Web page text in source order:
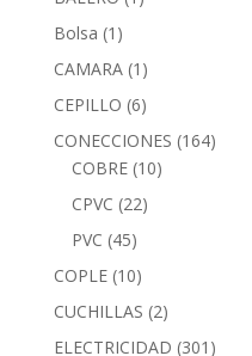
Bolsa (1)
CAMARA (1)
CEPILLO (6)
CONECCIONES (164)
COBRE (10)
CPVC (22)
PVC (45)
COPLE (10)
CUCHILLAS (2)
ELECTRICIDAD (301)